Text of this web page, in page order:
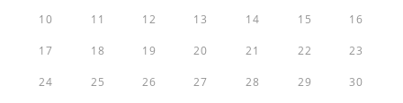
10 11 12 13 14 15 16
17 18 19 20 21 22 23
24 25 26 27 28 29 30